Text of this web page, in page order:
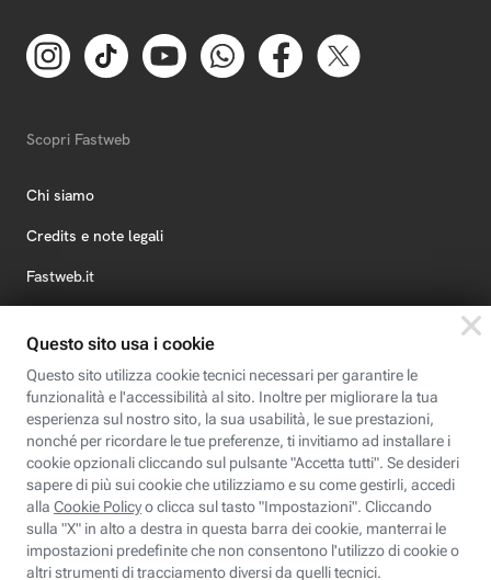
Scopri Fastweb
Chi siamo
Credits e note legali
Fastweb.it
Fastweb Digital Academy
STEP FuturAbility District
Insieme, siamo futuro